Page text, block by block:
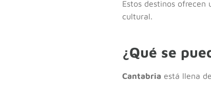
Estos destinos
cultural.
¿Qué se
Cantabria está llena